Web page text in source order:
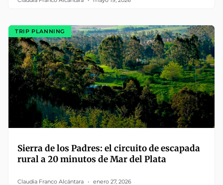
TRIP PLANNING
Sierra de los Padres: el circuito de escapada
rural a 20 minutos de Mar del Plata
Claudia Franco Alcántara enero 27, 2026